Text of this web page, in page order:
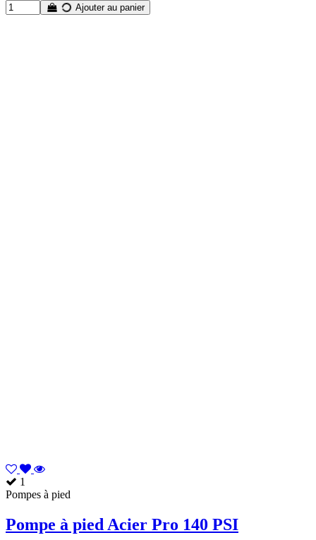
Ajouter au panier
1
Pompes à pied
Pompe à pied Acier Pro 140 PSI